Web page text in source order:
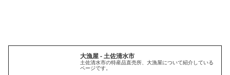
大漁屋 - 土佐清水市
土佐清水市の特産品直売所、大漁屋について紹介している
ページです。